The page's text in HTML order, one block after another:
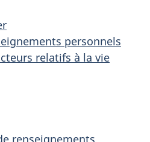
personnels
relatifs à la vie
renseignements